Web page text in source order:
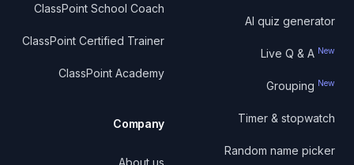
AI quiz generator
Live Q & A New
Grouping New
Timer & stopwatch
Random name picker
ClassPoint School Coach
ClassPoint Certified Trainer
ClassPoint Academy
Company
About us